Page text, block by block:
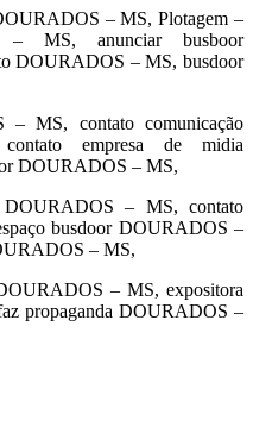
– MS, Plotagem –
– MS, anunciar busboor
DOURADOS – MS, busdoor
– MS, contato comunicação
empresa de midia
DOURADOS – MS,
DOURADOS – MS, contato
busdoor DOURADOS –
– MS,
– MS, expositora
propaganda DOURADOS –